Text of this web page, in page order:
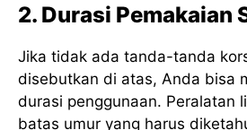
2. Durasi Pemakaian
Jika tidak ada tanda-tanda
disebutkan di atas, Anda bisa
durasi penggunaan. Peralatan
batas umur yang harus